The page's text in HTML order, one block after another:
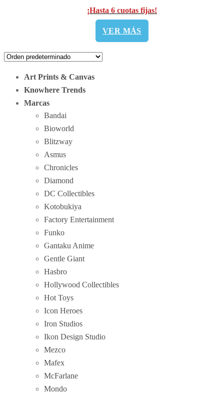
¡Hasta 6 cuotas fijas!
VER MÁS
Art Prints & Canvas
Knowhere Trends
Marcas
Bandai
Bioworld
Blitzway
Asmus
Chronicles
Diamond
DC Collectibles
Kotobukiya
Factory Entertainment
Funko
Gantaku Anime
Gentle Giant
Hasbro
Hollywood Collectibles
Hot Toys
Icon Heroes
Iron Studios
Ikon Design Studio
Mezco
Mafex
McFarlane
Mondo